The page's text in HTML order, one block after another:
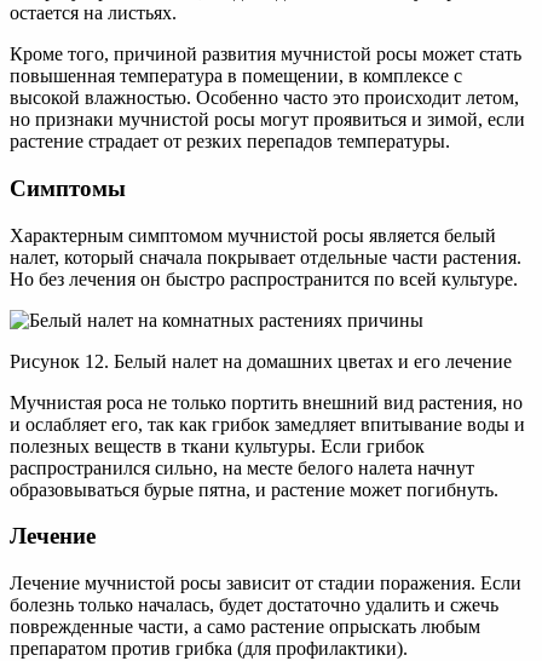
остается на листьях.
Кроме того, причиной развития мучнистой росы может стать
повышенная температура в помещении, в комплексе с
высокой влажностью. Особенно часто это происходит летом,
но признаки мучнистой росы могут проявиться и зимой, если
растение страдает от резких перепадов температуры.
Симптомы
Характерным симптомом мучнистой росы является белый
налет, который сначала покрывает отдельные части растения.
Но без лечения он быстро распространится по всей культуре.
Рисунок 12. Белый налет на домашних цветах и его лечение
Мучнистая роса не только портить внешний вид растения, но
и ослабляет его, так как грибок замедляет впитывание воды и
полезных веществ в ткани культуры. Если грибок
распространился сильно, на месте белого налета начнут
образовываться бурые пятна, и растение может погибнуть.
Лечение
Лечение мучнистой росы зависит от стадии поражения. Если
болезнь только началась, будет достаточно удалить и сжечь
поврежденные части, а само растение опрыскать любым
препаратом против грибка (для профилактики).